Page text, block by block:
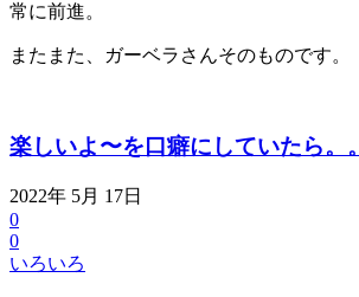
常に前進。
またまた、ガーベラさんそのものです。
楽しいよ〜を口癖にしていたら。。
2022年 5月 17日
0
0
いろいろ